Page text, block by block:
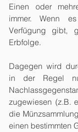
Einen oder
immer. Wenn
Verfügung gibt,
Erbfolge.
Dagegen wird
in der Regel
zugewiesen (z.B.
die
einen bestimmten